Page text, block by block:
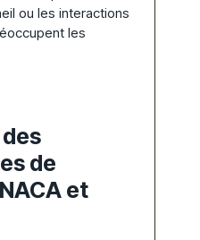
ou les interactions
les
de
et